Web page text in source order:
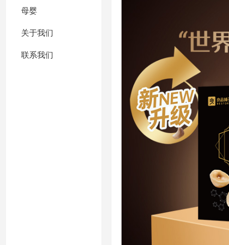
母婴
关于我们
联系我们